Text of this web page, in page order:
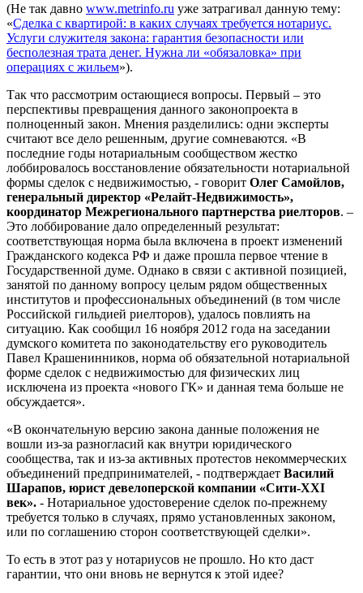
(Не так давно www.metrinfo.ru уже затрагивал данную тему:
«Сделка с квартирой: в каких случаях требуется нотариус.
Услуги служителя закона: гарантия безопасности или
бесполезная трата денег. Нужна ли «обязаловка» при
операциях с жильем»).
Так что рассмотрим остающиеся вопросы. Первый – это
перспективы превращения данного законопроекта в
полноценный закон. Мнения разделились: одни эксперты
считают все дело решенным, другие сомневаются. «В
последние годы нотариальным сообществом жестко
лоббировалось восстановление обязательности нотариальной
формы сделок с недвижимостью, - говорит Олег Самойлов,
генеральный директор «Релайт-Недвижимость»,
координатор Межрегионального партнерства риелторов. –
Это лоббирование дало определенный результат:
соответствующая норма была включена в проект изменений
Гражданского кодекса РФ и даже прошла первое чтение в
Государственной думе. Однако в связи с активной позицией,
занятой по данному вопросу целым рядом общественных
институтов и профессиональных объединений (в том числе
Российской гильдией риелторов), удалось повлиять на
ситуацию. Как сообщил 16 ноября 2012 года на заседании
думского комитета по законодательству его руководитель
Павел Крашенинников, норма об обязательной нотариальной
форме сделок с недвижимостью для физических лиц
исключена из проекта «нового ГК» и данная тема больше не
обсуждается».
«В окончательную версию закона данные положения не
вошли из-за разногласий как внутри юридического
сообщества, так и из-за активных протестов некоммерческих
объединений предпринимателей, - подтверждает Василий
Шарапов, юрист девелоперской компании «Сити-XXI
век». - Нотариальное удостоверение сделок по-прежнему
требуется только в случаях, прямо установленных законом,
или по соглашению сторон соответствующей сделки».
То есть в этот раз у нотариусов не прошло. Но кто даст
гарантии, что они вновь не вернутся к этой идее?